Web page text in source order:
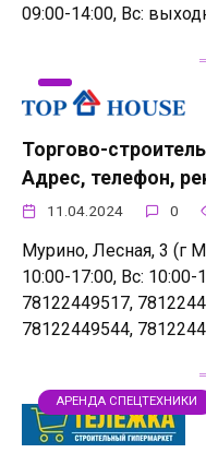
09:00-14:00, Вс:
Торгово-
Адрес, телефон,
11.04.2024 0
Мурино, Лесная, 3 (г
10:00-17:00, Вс: 10:00-
78122449517,
78122449544,
АРЕНДА СПЕЦТЕХНИКИ